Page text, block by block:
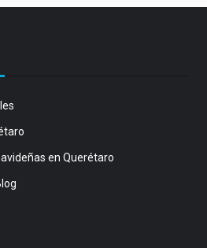
en Querétaro